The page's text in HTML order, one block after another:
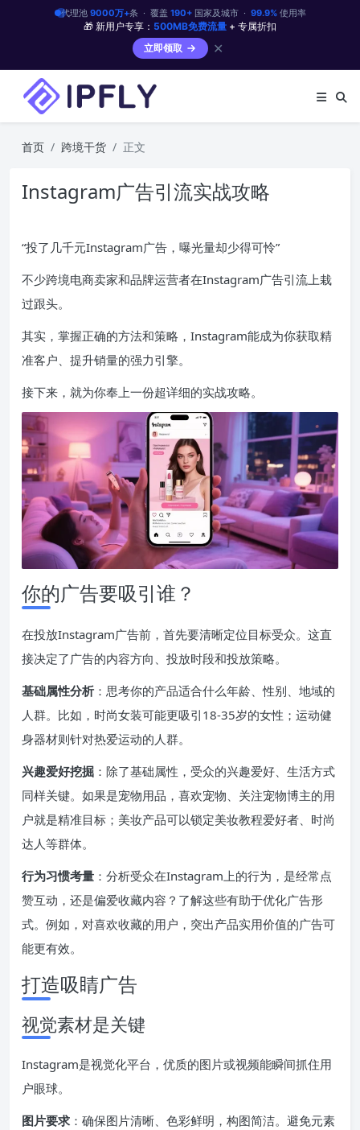
代理池 9000万+条 · 覆盖 190+国家及城市 · 99.9%使用率
🎁 新用户专享： 500MB免费流量 + 专属折扣
立即领取
✕
首页 跨境干货 正文
Instagram广告引流实战攻略
“投了几千元Instagram广告，曝光量却少得可怜”
不少跨境电商卖家和品牌运营者在Instagram广告引流上栽
过跟头。
其实，掌握正确的方法和策略，Instagram能成为你获取精
准客户、提升销量的强力引擎。
接下来，就为你奉上一份超详细的实战攻略。
你的广告要吸引谁？
在投放Instagram广告前，首先要清晰定位目标受众。这直
接决定了广告的内容方向、投放时段和投放策略。
基础属性分析 ：思考你的产品适合什么年龄、性别、地域的
人群。比如，时尚女装可能更吸引18-35岁的女性；运动健
身器材则针对热爱运动的人群。
兴趣爱好挖掘 ：除了基础属性，受众的兴趣爱好、生活方式
同样关键。如果是宠物用品，喜欢宠物、关注宠物博主的用
户就是精准目标；美妆产品可以锁定美妆教程爱好者、时尚
达人等群体。
行为习惯考量 ：分析受众在Instagram上的行为，是经常点
赞互动，还是偏爱收藏内容？了解这些有助于优化广告形
式。例如，对喜欢收藏的用户，突出产品实用价值的广告可
能更有效。
打造吸睛广告
视觉素材是关键
Instagram是视觉化平台，优质的图片或视频能瞬间抓住用
户眼球。
图片要求 ：确保图片清晰、色彩鲜明，构图简洁。避免元素